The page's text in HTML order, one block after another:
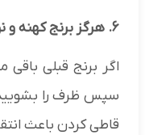
۶. هرگز برنج کهنه و نو را قاطی نکنید
اگر برنج قبلی باقی
سپس ظرف را بشویید
قاطی کردن باعث